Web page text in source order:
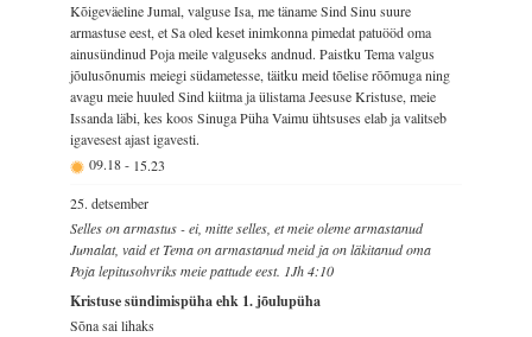
Kõigeväeline Jumal, valguse Isa, me täname Sind Sinu suure
armastuse eest, et Sa oled keset inimkonna pimedat patuööd oma
ainusündinud Poja meile valguseks andnud. Paistku Tema valgus
jõulusõnumis meiegi südametesse, täitku meid tõelise rõõmuga ning
avagu meie huuled Sind kiitma ja ülistama Jeesuse Kristuse, meie
Issanda läbi, kes koos Sinuga Püha Vaimu ühtsuses elab ja valitseb
igavesest ajast igavesti.
09.18- 15.23
25. detsember
Selles on armastus - ei, mitte selles, et meie oleme armastanud
Jumalat, vaid et Tema on armastanud meid ja on läkitanud oma
Poja lepitusohvriks meie pattude eest. 1Jh 4:10
Kristuse sündimispüha ehk 1. jõulupüha
Sõna sai lihaks